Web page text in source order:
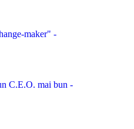
maker" -
C.E.O. mai bun -